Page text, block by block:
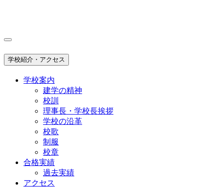
学校紹介・アクセス
学校案内
建学の精神
校訓
理事長・学校長挨拶
学校の沿革
校歌
制服
校章
合格実績
過去実績
アクセス